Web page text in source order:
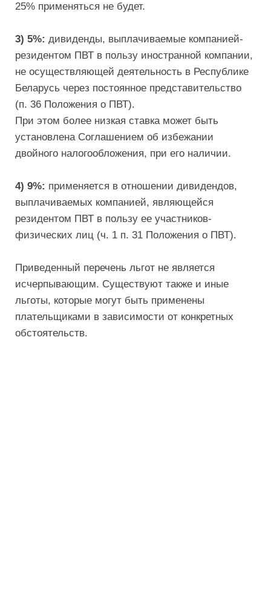
25% применяться не будет.
3) 5%: дивиденды, выплачиваемые компанией-
резидентом ПВТ в пользу иностранной компании,
не осуществляющей деятельность в Республике
Беларусь через постоянное представительство
(п. 36 Положения о ПВТ).
При этом более низкая ставка может быть
установлена Соглашением об избежании
двойного налогообложения, при его наличии.
4) 9%: применяется в отношении дивидендов,
выплачиваемых компанией, являющейся
резидентом ПВТ в пользу ее участников-
физических лиц (ч. 1 п. 31 Положения о ПВТ).
Приведенный перечень льгот не является
исчерпывающим. Существуют также и иные
льготы, которые могут быть применены
плательщиками в зависимости от конкретных
обстоятельств.